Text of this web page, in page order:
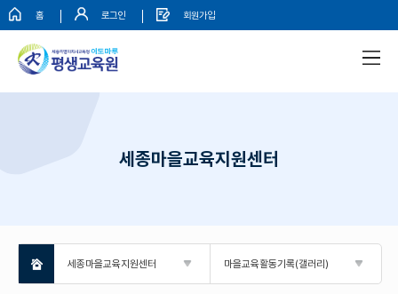
홈 로그인 회원가입
세종마을교육지원센터
세종마을교육지원센터 마을교육활동기록(갤러리)